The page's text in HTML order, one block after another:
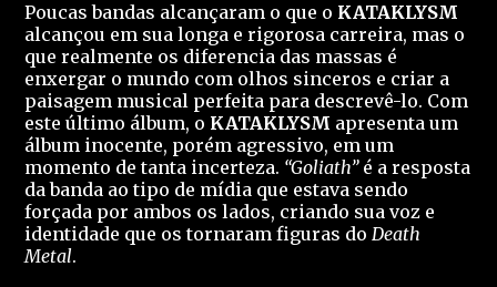
Poucas bandas alcançaram o que o KATAKLYSM
alcançou em sua longa e rigorosa carreira, mas o
que realmente os diferencia das massas é
enxergar o mundo com olhos sinceros e criar a
paisagem musical perfeita para descrevê-lo. Com
este último álbum, o KATAKLYSM apresenta um
álbum inocente, porém agressivo, em um
momento de tanta incerteza. “Goliath”é a resposta
da banda ao tipo de mídia que estava sendo
forçada por ambos os lados, criando sua voz e
identidade que os tornaram figuras doDeath
Metal.